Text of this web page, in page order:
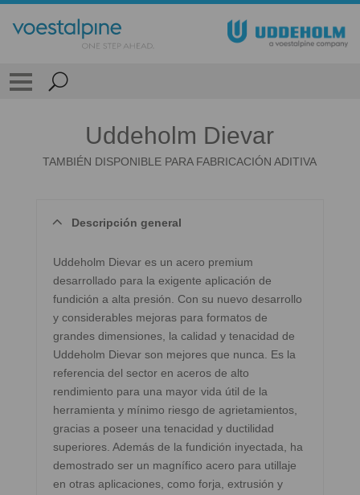
Uddeholm Dievar
TAMBIÉN DISPONIBLE PARA FABRICACIÓN ADITIVA
Descripción general
Uddeholm Dievar es un acero premium
desarrollado para la exigente aplicación de
fundición a alta presión. Con su nuevo desarrollo
y considerables mejoras para formatos de
grandes dimensiones, la calidad y tenacidad de
Uddeholm Dievar son mejores que nunca. Es la
referencia del sector en aceros de alto
rendimiento para una mayor vida útil de la
herramienta y mínimo riesgo de agrietamientos,
gracias a poseer una tenacidad y ductilidad
superiores. Además de la fundición inyectada, ha
demostrado ser un magnífico acero para utillaje
en otras aplicaciones, como forja, extrusión y